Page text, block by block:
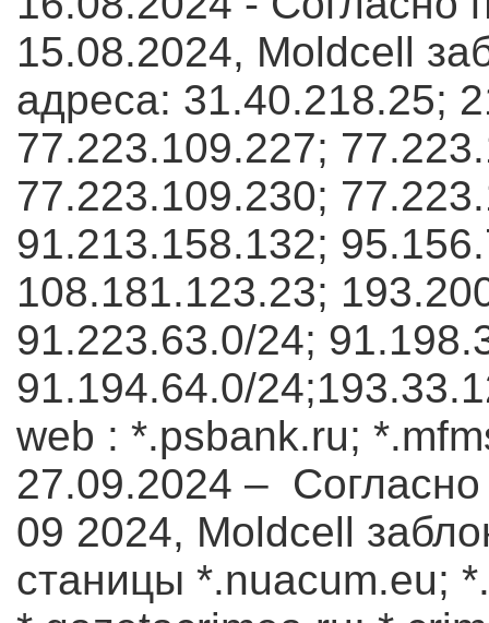
15.08.2024, Moldcell
адреса: 31.40.218.25;
77.223.109.227;
77.223.109.230;
91.213.158.132;
108.181.123.23;
91.223.63.0/24;
91.194.64.0/
web : *.psbank.ru;
27.09.2024 –
09 2024, Moldcell
станицы *.nuacum.eu;